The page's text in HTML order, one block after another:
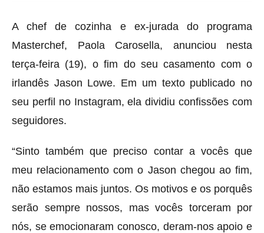
A chef de cozinha e ex-jurada do programa
Masterchef, Paola Carosella, anunciou nesta
terça-feira (19), o fim do seu casamento com o
irlandês Jason Lowe. Em um texto publicado no
seu perfil no Instagram, ela dividiu confissões com
seguidores.
“Sinto também que preciso contar a vocês que
meu relacionamento com o Jason chegou ao fim,
não estamos mais juntos. Os motivos e os porquês
serão sempre nossos, mas vocês torceram por
nós, se emocionaram conosco, deram-nos apoio e